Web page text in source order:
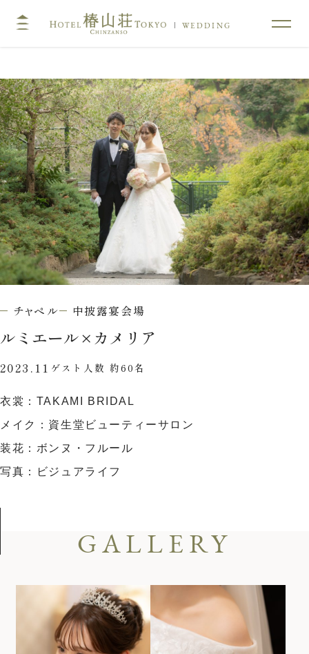
WEDDING
TOP コンセプト
挙式
キリスト教式・人前式
神前挙式
神社挙式
披露宴
大披露宴会場
中披露宴会場
小披露宴会場
料亭ウエディング
フォトガイドツアー 料理
ドレス・和装 プラン
ウエディングレポート
アクセス
お問い合わせ・
ご不明な点やご相談など、
お気軽にお問い合せください
チャペル 中披露宴会場
ルミエール×カメリア
2023.11 ゲスト人数 約60名
衣裳：TAKAMI BRIDAL
メイク：資生堂ビューティーサロン
装花：ボンヌ・フルール
写真：ビジュアライフ
GALLERY